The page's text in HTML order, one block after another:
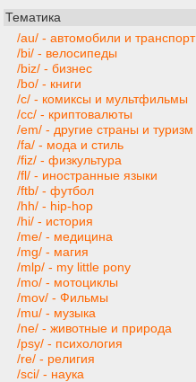
Тематика
/au/ - автомобили и транспорт
/bi/ - велосипеды
/biz/ - бизнес
/bo/ - книги
/c/ - комиксы и мультфильмы
/cc/ - криптовалюты
/em/ - другие страны и туризм
/fa/ - мода и стиль
/fiz/ - физкультура
/fl/ - иностранные языки
/ftb/ - футбол
/hh/ - hip-hop
/hi/ - история
/me/ - медицина
/mg/ - магия
/mlp/ - my little pony
/mo/ - мотоциклы
/mov/ - Фильмы
/mu/ - музыка
/ne/ - животные и природа
/psy/ - психология
/re/ - религия
/sci/ - наука